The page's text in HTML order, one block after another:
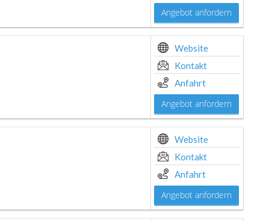
Angebot anfordern
Website
Kontakt
Anfahrt
Angebot anfordern
Website
Kontakt
Anfahrt
Angebot anfordern